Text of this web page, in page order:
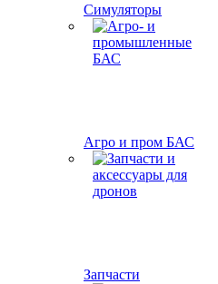
Симуляторы
Агро и пром БАС
Запчасти